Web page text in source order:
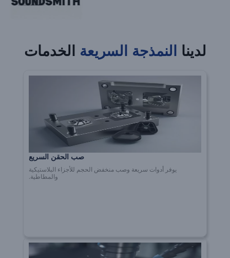
لدينا النمذجة السريعة الخدمات
صب الحقن السريع
يوفر أدوات سريعة وصب منخفض الحجم للأجزاء البلاستيكية
والمطاطية.